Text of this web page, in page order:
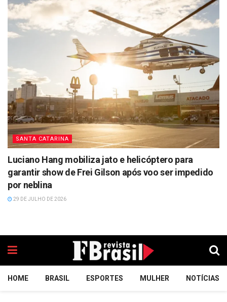
SANTA CATARINA
Luciano Hang mobiliza jato e helicóptero para
garantir show de Frei Gilson após voo ser impedido
por neblina
29 DE JULHO DE 2026
HOME BRASIL ESPORTES MULHER NOTÍCIAS